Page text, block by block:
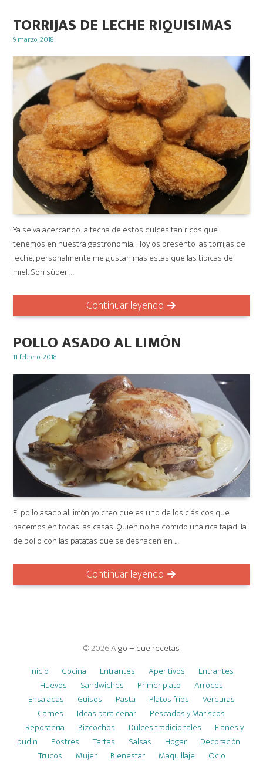
TORRIJAS DE LECHE RIQUISIMAS
Posted
9 marzo, 2018
Ya se va acercando la fecha de estos dulces tan ricos que
tenemos en nuestra gastronomía. Hoy os presento las torrijas de
leche, personalmente me gustan más estas que las típicas de
miel. Son súper …
Continuar leyendo
POLLO ASADO AL LIMÓN
Posted
11 febrero, 2018
El pollo asado al limón yo creo que es uno de los clásicos que
hacemos en todas las casas. Quien no ha comido una rica tajadilla
de pollo con las patatas que se deshacen en …
Continuar leyendo
© 2026Algo + que recetas
Inicio
Cocina Entrantes Aperitivos
Entrantes
Huevos
Sandwiches Primer plato
Arroces
Ensaladas
Guisos Pasta Platos fríos
Verduras
Carnes
Ideas para cenar
Pescados y Mariscos
Repostería
Bizcochos Dulces tradicionales
Flanes y
pudin
Postres Tartas Salsas Hogar
Decoración
Trucos
Mujer Bienestar Maquillaje
Ocio